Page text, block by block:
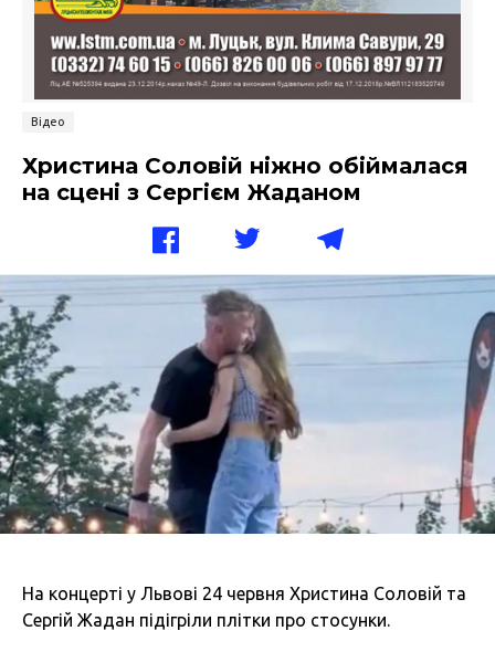
Відео
Христина Соловій ніжно обіймалася
на сцені з Сергієм Жаданом
На концерті у Львові 24 червня Христина Соловій та
Сергій Жадан підігріли плітки про стосунки.